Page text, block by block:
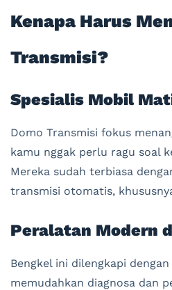
Kenapa Harus
Transmisi?
Spesialis Mobil
Domo Transmisi fokus
kamu nggak perlu ragu soal
Mereka sudah terbiasa
transmisi otomatis,
Peralatan Modern
Bengkel ini dilengkapi
memudahkan diagnosa dan